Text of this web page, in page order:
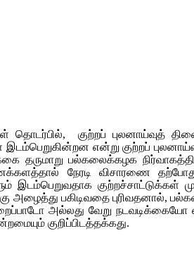
தொடர்பில், குற்றப் புலனாய்வுத்
என்று குற்றப் புலனாய்வுப்
பல்கலைக்கழக
நேரடி விசாரணை
குற்றச்சாட்டுக்கள்
அழைத்து பகிடிவதை புரிவதனால்,
அல்லது வேறு
குறிப்பிடத்தக்கது.